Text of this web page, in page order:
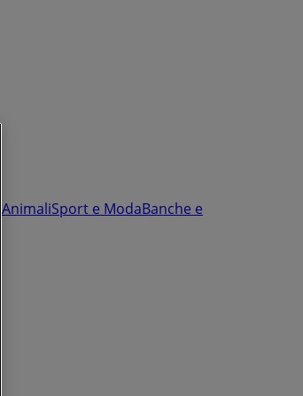
AnimaliSport e ModaBanche e